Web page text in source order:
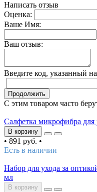
Написать отзыв
Оценка:
Ваше Имя:
Ваш отзыв:
Введите код, указанный
Продолжить
С этим товаром часто
Салфетка микрофибра для
В корзину
• 891 руб. •
Есть в наличии
Набор для ухода за
мл
В корзину